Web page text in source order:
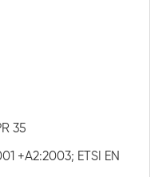
35
+A2:2003; ETSI EN